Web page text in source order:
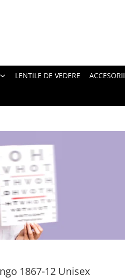
LENTILE DE VEDERE ACCESORII
1867-12 Unisex